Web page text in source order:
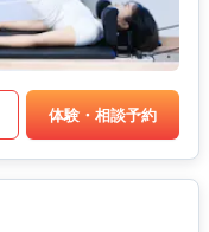
体験・相談予約